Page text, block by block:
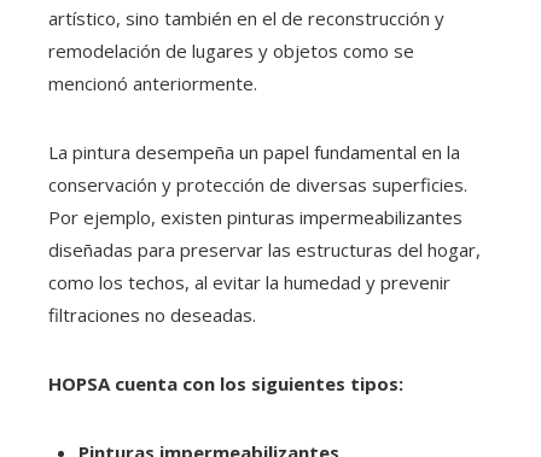
artístico, sino también en el de reconstrucción y
remodelación de lugares y objetos como se
mencionó anteriormente.
La pintura desempeña un papel fundamental en la
conservación y protección de diversas superficies.
Por ejemplo, existen pinturas impermeabilizantes
diseñadas para preservar las estructuras del hogar,
como los techos, al evitar la humedad y prevenir
filtraciones no deseadas.
HOPSA cuenta con los siguientes tipos: